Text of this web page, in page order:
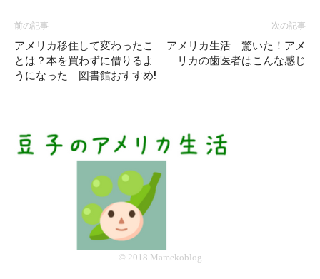
前の記事
アメリカ移住して変わったこ
とは？本を買わずに借りるよ
うになった 図書館おすすめ!
次の記事
アメリカ生活 驚いた！アメ
リカの歯医者はこんな感じ
© 2018 Mamekoblog